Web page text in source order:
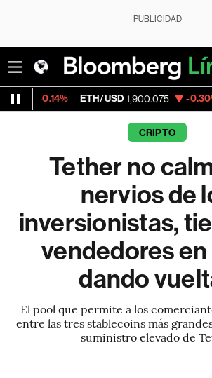
PUBLICIDAD
ETH/USD 1,900.075 -0.30% Visa
CRIPTO
Tether no
nervios de
inversionistas,
vendedores
dando
El pool que permite a los
entre las tres stablecoins más
suministro elevado de